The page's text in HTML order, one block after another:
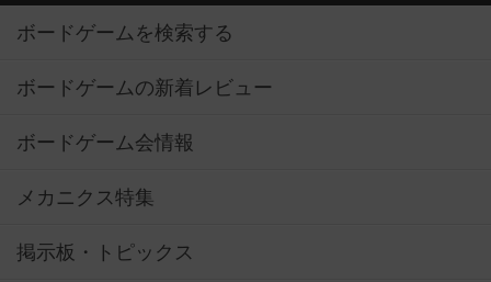
ボードゲームを検索する
ボードゲームの新着レビュー
ボードゲーム会情報
メカニクス特集
掲示板・トピックス